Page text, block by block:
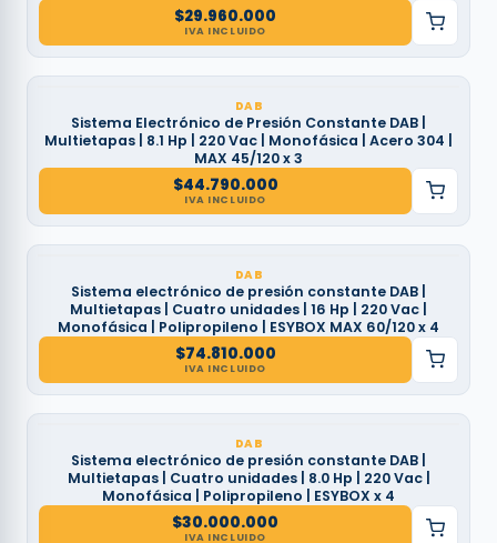
$29.960.000
IVA INCLUIDO
DAB
Sistema Electrónico de Presión Constante DAB |
Multietapas | 8.1 Hp | 220 Vac | Monofásica | Acero 304 |
MAX 45/120 x 3
$44.790.000
IVA INCLUIDO
DAB
Sistema electrónico de presión constante DAB |
Multietapas | Cuatro unidades | 16 Hp | 220 Vac |
Monofásica | Polipropileno | ESYBOX MAX 60/120 x 4
$74.810.000
IVA INCLUIDO
DAB
Sistema electrónico de presión constante DAB |
Multietapas | Cuatro unidades | 8.0 Hp | 220 Vac |
Monofásica | Polipropileno | ESYBOX x 4
$30.000.000
IVA INCLUIDO